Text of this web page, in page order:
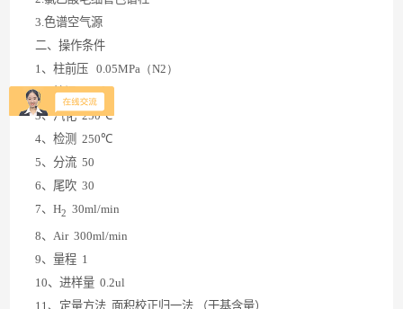
3.色谱空气源
二、操作条件
1、柱前压
0.05MPa（N2）
2 、柱温 140℃
3、汽化 250℃
4、检测 250℃
5、分流 50
6、尾吹 30
7、H2
30ml/min
8、 Air 300ml/min
9、量程 1
10、进样量 0.2ul
11 、定量方法 面积校正归一法
（干基含量）